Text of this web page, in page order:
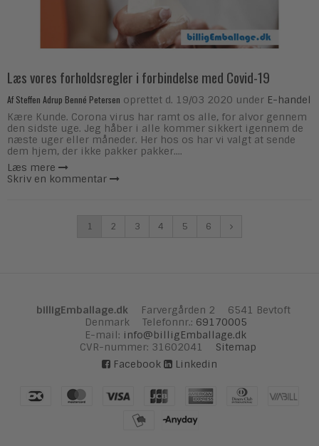
Læs vores forholdsregler i forbindelse med Covid-19
Af Steffen Adrup Benné Petersen oprettet d. 19/03 2020 under E-handel
Kære Kunde. Corona virus har ramt os alle, for alvor gennem
den sidste uge. Jeg håber i alle kommer sikkert igennem de
næste uger eller måneder. Her hos os har vi valgt at sende
dem hjem, der ikke pakker pakker....
Læs mere
Skriv en kommentar
1 2 3 4 5 6
billigEmballage.dk Farvergården 2
6541 Bevtoft
Denmark
Telefonnr.: 69170005
E-mail: info@billigEmballage.dk
CVR-nummer: 31602041
Sitemap
Facebook
Linkedin